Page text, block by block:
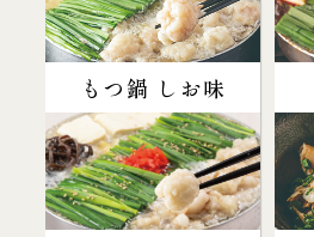
もつ鍋 しお味